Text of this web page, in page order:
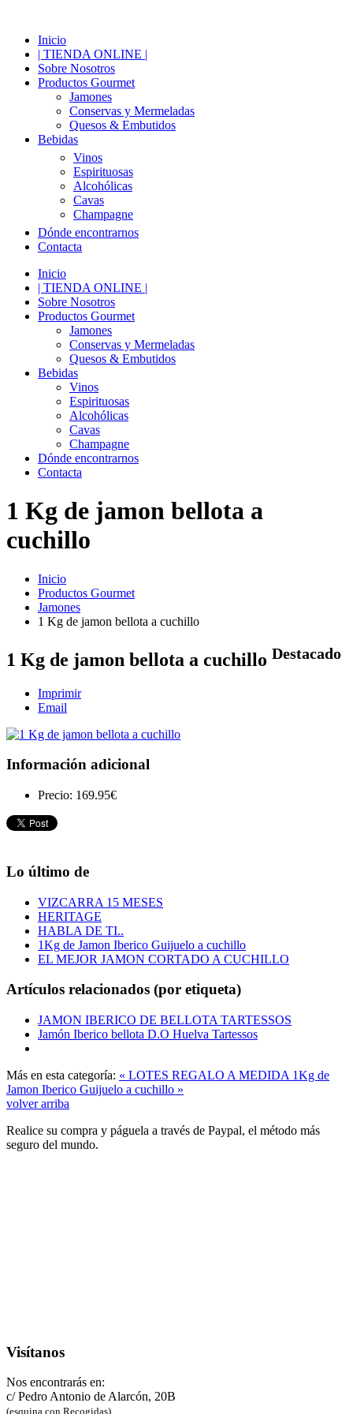
Inicio
| TIENDA ONLINE |
Sobre Nosotros
Productos Gourmet
Jamones
Conservas y Mermeladas
Quesos & Embutidos
Bebidas
Vinos
Espirituosas
Alcohólicas
Cavas
Champagne
Dónde encontrarnos
Contacta
Inicio
| TIENDA ONLINE |
Sobre Nosotros
Productos Gourmet
Jamones
Conservas y Mermeladas
Quesos & Embutidos
Bebidas
Vinos
Espirituosas
Alcohólicas
Cavas
Champagne
Dónde encontrarnos
Contacta
1 Kg de jamon bellota a
cuchillo
Inicio
Productos Gourmet
Jamones
1 Kg de jamon bellota a cuchillo
1 Kg de jamon bellota a cuchillo Destacado
Imprimir
Email
Información adicional
Precio: 169.95€
Lo último de
VIZCARRA 15 MESES
HERITAGE
HABLA DE TI..
1Kg de Jamon Iberico Guijuelo a cuchillo
EL MEJOR JAMON CORTADO A CUCHILLO
Artículos relacionados (por etiqueta)
JAMON IBERICO DE BELLOTA TARTESSOS
Jamón Iberico bellota D.O Huelva Tartessos
Más en esta categoría: « LOTES REGALO A MEDIDA 1Kg de
Jamon Iberico Guijuelo a cuchillo »
volver arriba
Realice su compra y páguela a través de Paypal, el método más
seguro del mundo.
Visítanos
Nos encontrarás en:
c/ Pedro Antonio de Alarcón, 20B
(esquina con Recogidas)